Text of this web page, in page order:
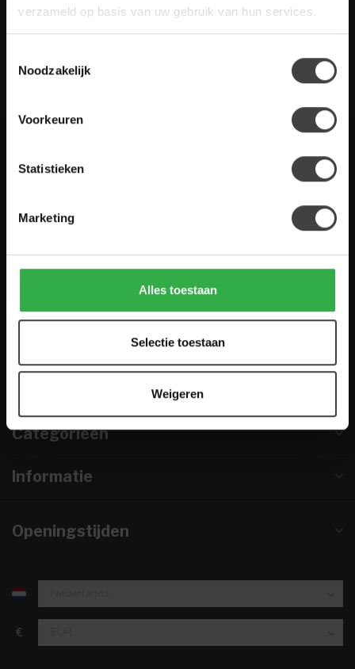
verzameld op basis van uw gebruik van hun services.
Noodzakelijk
Voorkeuren
Statistieken
Marketing
Alles toestaan
Selectie toestaan
Weigeren
Klantenservice
Houten Meubel Outlet
Zandwilg 21
Nederland
info@houtenmeubeloutlet.nl
KVK nummer:67984495
NL857253633B01
Categorieën
Informatie
Openingstijden
€